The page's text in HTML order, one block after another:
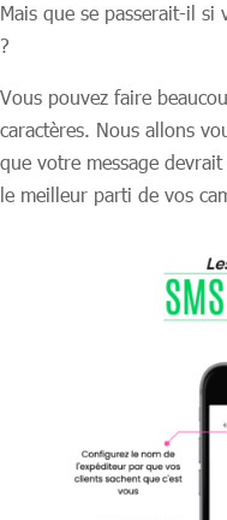
Mais que se passerait-il si
?
Vous pouvez faire
caractères. Nous allons
que votre message
le meilleur parti de vos